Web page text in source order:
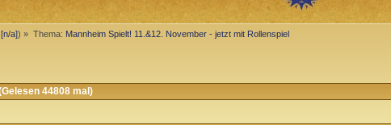
a]) » Thema: Mannheim Spielt! 11.&12. November - jetzt mit Rollenspiel
44808 mal)